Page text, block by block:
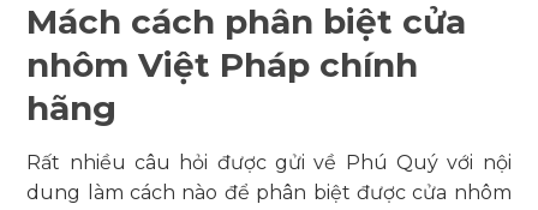
Mách cách phân biệt cửa
nhôm Việt Pháp chính
hãng
Rất nhiều câu hỏi được gửi về Phú Quý với nội
dung làm cách nào để phân biệt được cửa nhôm